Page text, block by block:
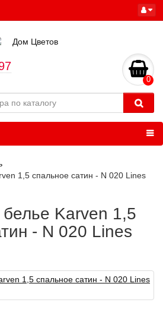
0
1,5 спальное сатин - N 020 Lines
Karven 1,5
- N 020 Lines